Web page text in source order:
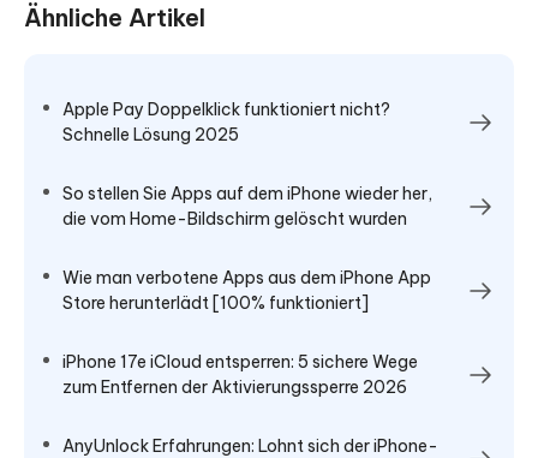
Ähnliche Artikel
Apple Pay Doppelklick funktioniert nicht?
Schnelle Lösung 2025
So stellen Sie Apps auf dem iPhone wieder her,
die vom Home-Bildschirm gelöscht wurden
Wie man verbotene Apps aus dem iPhone App
Store herunterlädt [100% funktioniert]
iPhone 17e iCloud entsperren: 5 sichere Wege
zum Entfernen der Aktivierungssperre 2026
AnyUnlock Erfahrungen: Lohnt sich der iPhone-